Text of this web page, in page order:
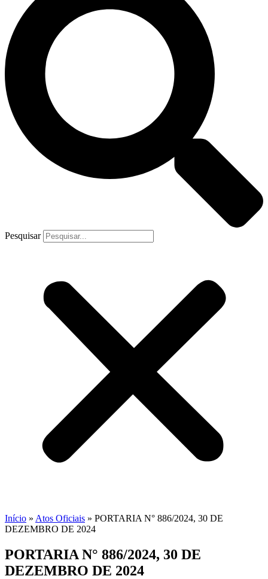
Pesquisar
Início » Atos Oficiais » PORTARIA N° 886/2024, 30 DE
DEZEMBRO DE 2024
PORTARIA N° 886/2024, 30 DE
DEZEMBRO DE 2024